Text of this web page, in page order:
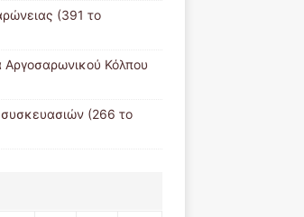
(391 το
Κόλπου
(266 το